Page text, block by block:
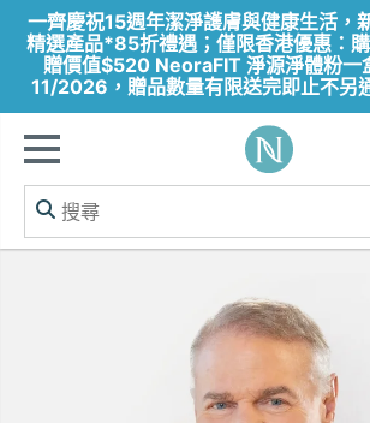
一齊慶祝15週年潔淨護膚與健康生活，
精選產品*85折禮遇；僅限香港優惠：
贈價值$520 NeoraFIT 淨源淨體粉一
11/2026，贈品數量有限送完即止不另